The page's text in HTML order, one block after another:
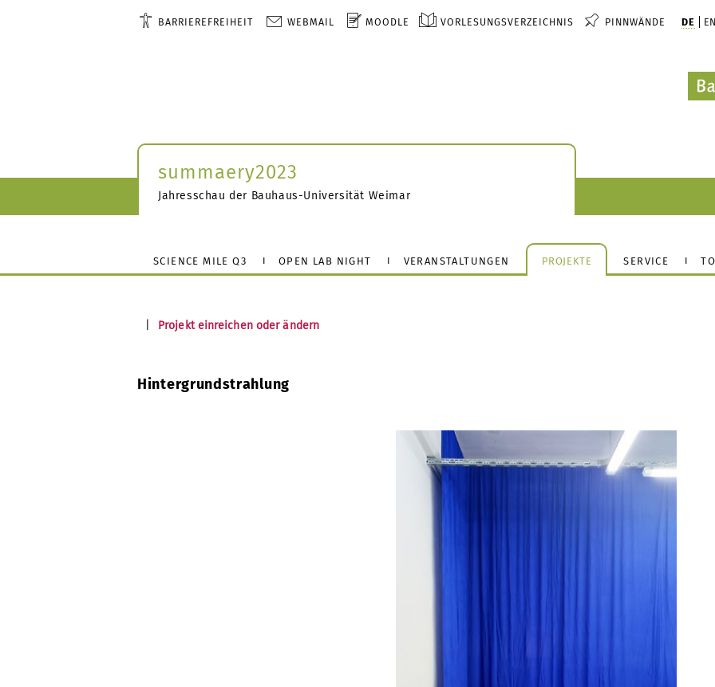
BARRIEREFREIHEIT WEBMAIL MOODLE VORLESUNGSVERZEICHNIS PINNWÄNDE DE
summaery2023
Jahresschau der Bauhaus-Universität Weimar
SCIENCE MILE Q3 OPEN LAB NIGHT VERANSTALTUNGEN PROJEKTE SERVICE
Projekt einreichen oder ändern
Hintergrundstrahlung